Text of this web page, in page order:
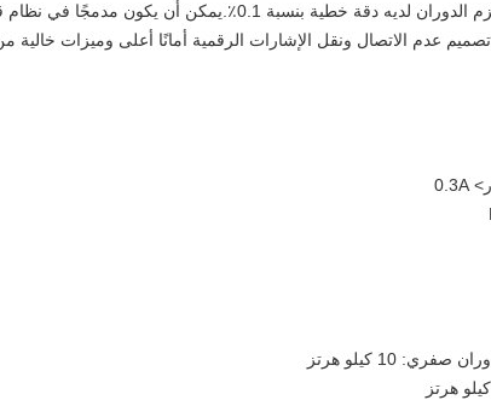
حرارة عالية ، فإن مستشعر عزم الدوران لديه دقة خطية بنسبة
عدم الاتصال ونقل الإشارات الرقمية أمانًا أعلى وميزات خالية
10 كيلو هرتز